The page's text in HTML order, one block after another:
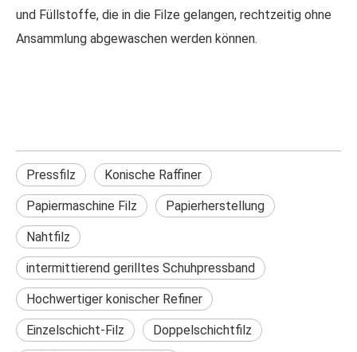
und Füllstoffe, die in die Filze gelangen, rechtzeitig ohne
Ansammlung abgewaschen werden können.
Pressfilz Konische Raffiner
Papiermaschine Filz Papierherstellung
Nahtfilz
intermittierend gerilltes Schuhpressband
Hochwertiger konischer Refiner
Einzelschicht-Filz Doppelschichtfilz